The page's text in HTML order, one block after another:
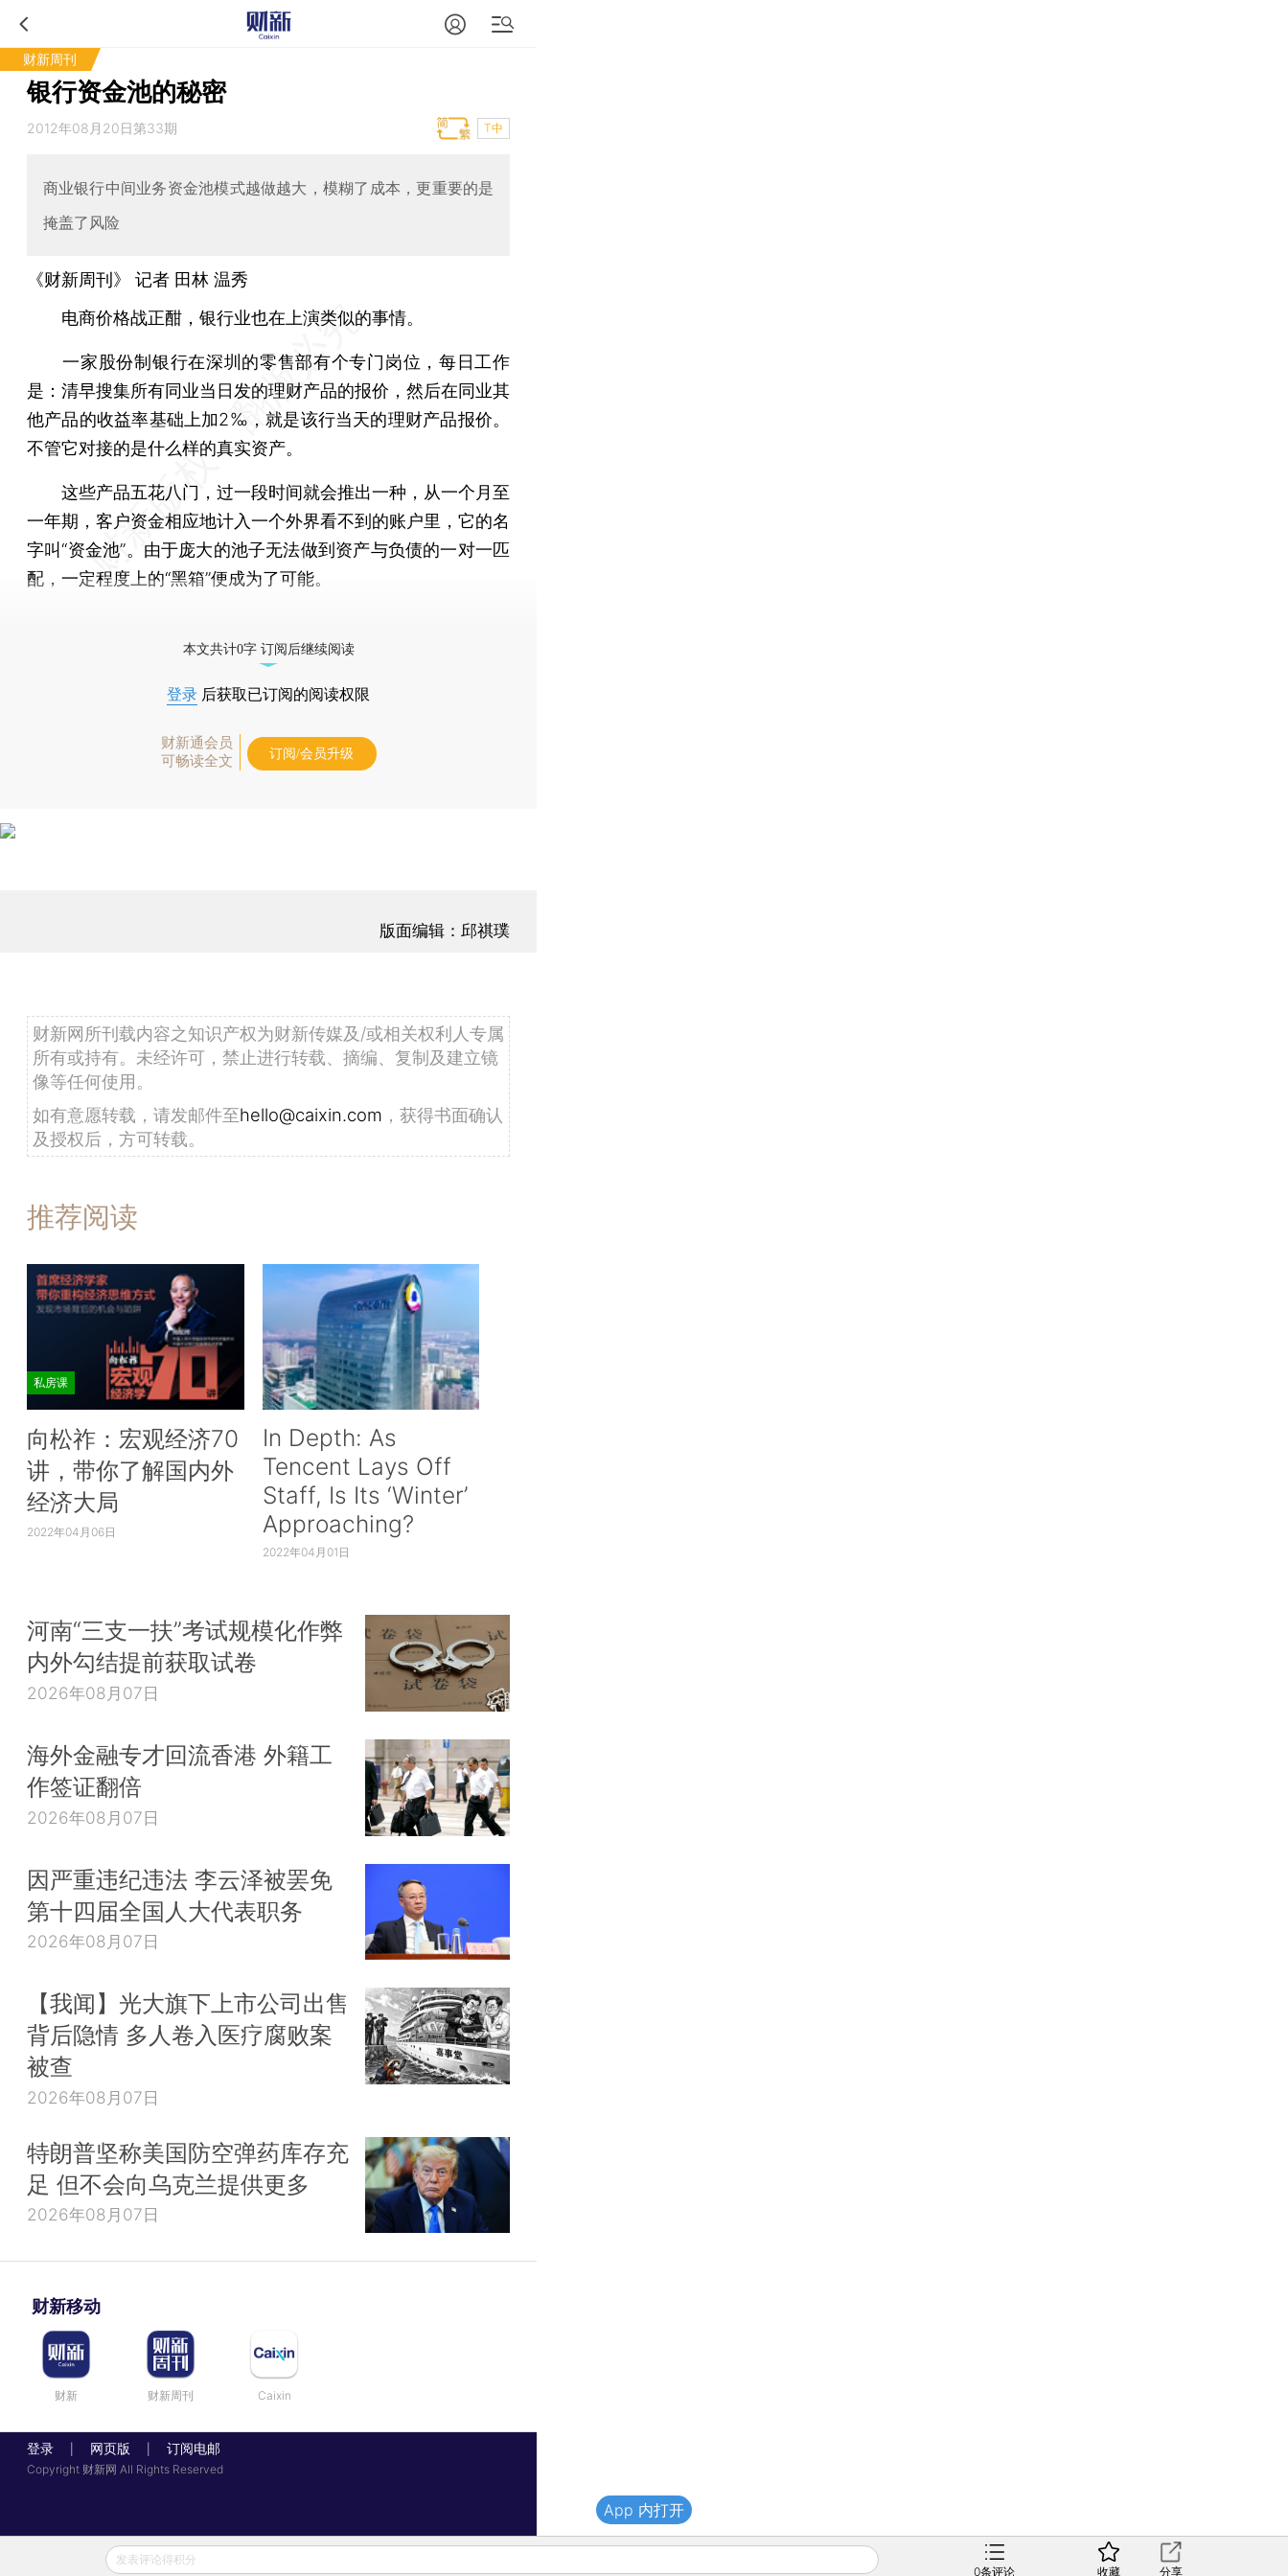
财新周刊
银行资金池的秘密
2012年08月20日第33期 T中
商业银行中间业务资金池模式越做越大，模糊了成本，更重要的是
掩盖了风险
《财新周刊》 记者 田林 温秀
电商价格战正酣，银行业也在上演类似的事情。
一家股份制银行在深圳的零售部有个专门岗位，每日工作
是：清早搜集所有同业当日发的理财产品的报价，然后在同业其
他产品的收益率基础上加2‰，就是该行当天的理财产品报价。
不管它对接的是什么样的真实资产。
这些产品五花八门，过一段时间就会推出一种，从一个月至
一年期，客户资金相应地计入一个外界看不到的账户里，它的名
字叫“资金池”。由于庞大的池子无法做到资产与负债的一对一匹
配，一定程度上的“黑箱”便成为了可能。
本文共计0字 订阅后继续阅读
登录 后获取已订阅的阅读权限
财新通会员
可畅读全文
订阅/会员升级
版面编辑：邱祺璞
财新网所刊载内容之知识产权为财新传媒及/或相关权利人专属
所有或持有。未经许可，禁止进行转载、摘编、复制及建立镜
像等任何使用。
如有意愿转载，请发邮件至hello@caixin.com ，获得书面确认
及授权后，方可转载。
推荐阅读
私房课
向松祚：宏观经济70
讲，带你了解国内外
经济大局
2022年04月06日
In Depth: As
Tencent Lays Off
Staff, Is Its ‘Winter’
Approaching?
2022年04月01日
河南“三支一扶”考试规模化作弊
内外勾结提前获取试卷
2026年08月07日
海外金融专才回流香港 外籍工
作签证翻倍
2026年08月07日
因严重违纪违法 李云泽被罢免
第十四届全国人大代表职务
2026年08月07日
【我闻】光大旗下上市公司出售
背后隐情 多人卷入医疗腐败案
被查
2026年08月07日
特朗普坚称美国防空弹药库存充
足 但不会向乌克兰提供更多
2026年08月07日
财新移动
财新 财新周刊 Caixin
登录 网页版 订阅电邮
Copyright 财新网 All Rights Reserved
发表评论得积分
0条评论 收藏 分享
App 内打开